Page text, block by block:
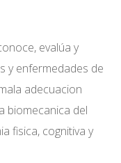
evalúa y
y enfermedades de
adecuacion
biomecanica del
fisica, cognitiva y